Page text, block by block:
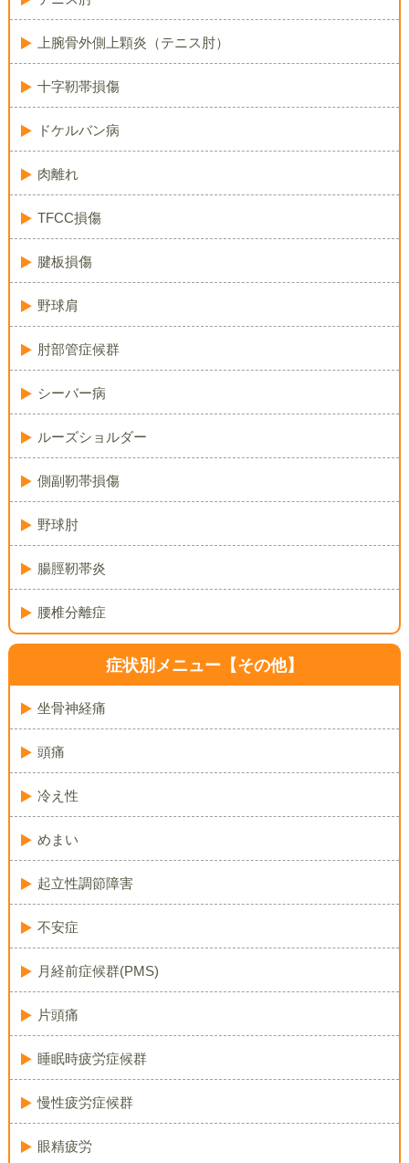
上腕骨外側上顆炎（テニス肘）
十字靭帯損傷
ドケルバン病
肉離れ
TFCC損傷
腱板損傷
野球肩
肘部管症候群
シーバー病
ルーズショルダー
側副靭帯損傷
野球肘
腸脛靭帯炎
腰椎分離症
症状別メニュー【その他】
坐骨神経痛
頭痛
冷え性
めまい
起立性調節障害
不安症
月経前症候群(PMS)
片頭痛
睡眠時疲労症候群
慢性疲労症候群
眼精疲労